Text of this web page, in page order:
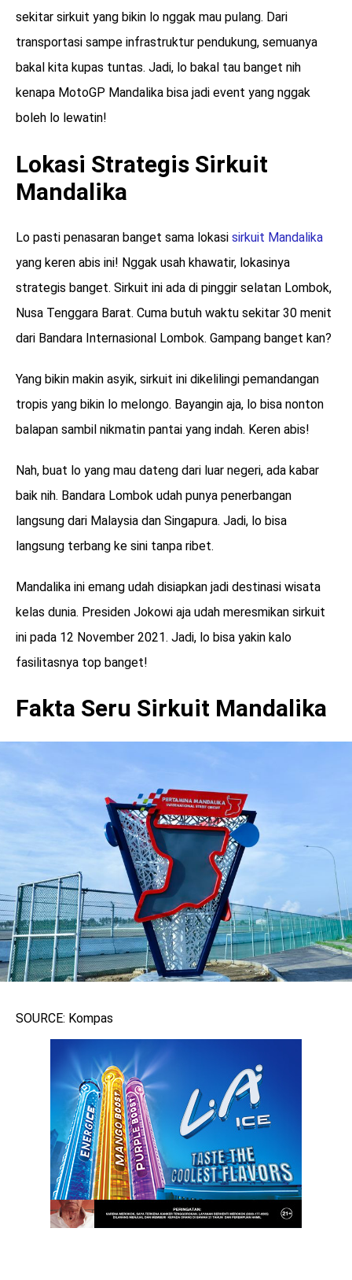
sekitar sirkuit yang bikin lo nggak mau pulang. Dari
transportasi sampe infrastruktur pendukung, semuanya
bakal kita kupas tuntas. Jadi, lo bakal tau banget nih
kenapa MotoGP Mandalika bisa jadi event yang nggak
boleh lo lewatin!
Lokasi Strategis Sirkuit
Mandalika
Lo pasti penasaran banget sama lokasi sirkuit Mandalika
yang keren abis ini! Nggak usah khawatir, lokasinya
strategis banget. Sirkuit ini ada di pinggir selatan Lombok,
Nusa Tenggara Barat. Cuma butuh waktu sekitar 30 menit
dari Bandara Internasional Lombok. Gampang banget kan?
Yang bikin makin asyik, sirkuit ini dikelilingi pemandangan
tropis yang bikin lo melongo. Bayangin aja, lo bisa nonton
balapan sambil nikmatin pantai yang indah. Keren abis!
Nah, buat lo yang mau dateng dari luar negeri, ada kabar
baik nih. Bandara Lombok udah punya penerbangan
langsung dari Malaysia dan Singapura. Jadi, lo bisa
langsung terbang ke sini tanpa ribet.
Mandalika ini emang udah disiapkan jadi destinasi wisata
kelas dunia. Presiden Jokowi aja udah meresmikan sirkuit
ini pada 12 November 2021. Jadi, lo bisa yakin kalo
fasilitasnya top banget!
Fakta Seru Sirkuit Mandalika
SOURCE: Kompas